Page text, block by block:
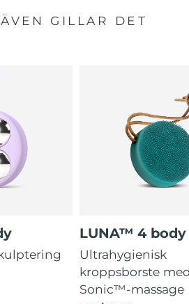
GILLAR DET
LUNA™ 4 body
Ultrahygienisk
kroppsborste
Sonic™-massage